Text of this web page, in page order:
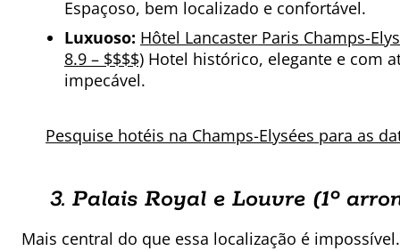
Espaçoso, bem localizado e confortável.
Luxuoso: Hôtel Lancaster Paris Champs-
8.9 – $$$$) Hotel histórico, elegante e com
impecável.
Pesquise hotéis na Champs-Elysées para as
3. Palais Royal e Louvre (1º
Mais central do que essa localização é impossível.